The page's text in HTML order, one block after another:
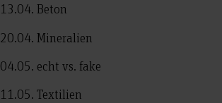
13.04. Beton
20.04. Mineralien
04.05. echt vs. fake
11.05. Textilien